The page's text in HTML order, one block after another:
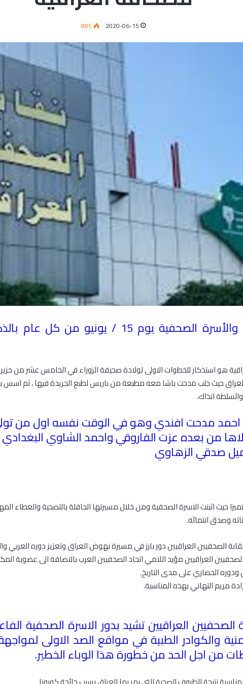
2020-06-15
885
تحتفي نقابة الصحفيين العراقيين والأسرة
العراق حيث جلب مدحت باشا معه مطبعة من باريس لطبع الجريدة فيها ، ثم
انذاك.
احمد مدحت افندي وهو في الوقت نفسه اول من
من بعده عزت الفاروقي واحمد الشاوي
صدقي الزهاوي
حيث اثبتت الاسرة الصحفية ومن خلال مسيرتها الحافلة بالتضحية والعطاء
وصدق انتمائه.
الصحفيين العراقيين دور بارز في مسيرة نهوض العراق وتعزيز دوره
العراقيين مؤيد اللامي اتحاد الصحفيين العرب بالاضافة الى عضوية
الحضاري على مدى التاريخ.
مريم التهاني بهذه المناسبة.
الصحفيين العراقيين تشيد بدور الاسرة الصحفية
والكوادر الطبية في مواقع الصد الاولى
من اجل الحد من خطورة هذا الوباء الخطير.